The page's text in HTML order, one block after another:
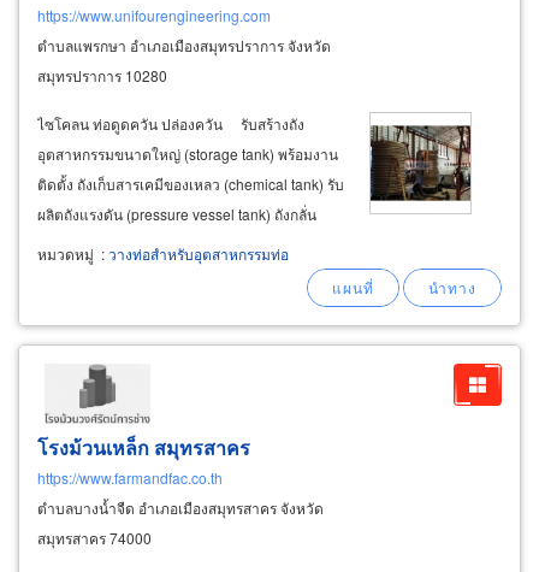
https://www.unifourengineering.com
ตำบลแพรกษา อำเภอเมืองสมุทรปราการ จังหวัด
สมุทรปราการ 10280
ไซโคลน ท่อดูดควัน ปล่องควัน รับสร้างถัง
อุตสาหกรรมขนาดใหญ่ (storage tank) พร้อมงาน
ติดตั้ง ถังเก็บสารเคมีของเหลว (chemical tank) รับ
ผลิตถังแรงดัน (pressure vessel tank) ถังกลั่น
หม้อต้มสกัดแบบมีความดัน, ไม่ใช้ความดัน รับ
หมวดหมู่ :วางท่อสำหรับอุตสาหกรรมท่อ
โรงม้วนเหล็ก สมุทรสาคร
https://www.farmandfac.co.th
ตำบลบางน้ำจืด อำเภอเมืองสมุทรสาคร จังหวัด
สมุทรสาคร 74000